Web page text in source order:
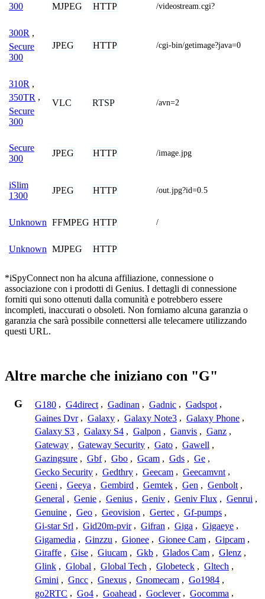
300 MJPEG HTTP /videostream.cgi?
300R ,
Secure
300
JPEG HTTP /cgi-bin/getimage?java=0
310R ,
350TR ,
Secure
300
VLC RTSP /avn=2
Secure
300
JPEG HTTP /image.jpg
iSlim
1300
JPEG HTTP /out.jpg?id=0.5
Unknown FFMPEG HTTP /
Unknown MJPEG HTTP
*iSpyConnect non ha alcuna affiliazione, connessione o
associazione con i prodotti di Genius. I dettagli di connessione
forniti qui sono ottenuti dalla comunità e potrebbero essere
incompleti, inaccurati o obsoleti. Non forniamo alcuna garanzia o
garanzia che sarà possibile connettersi alle telecamere utilizzando
questi URL.
Altre marche che iniziano con "G"
G G180 , G4direct , Gadinan , Gadnic , Gadspot ,
Gaines Dvr , Galaxy , Galaxy Note3 , Galaxy Phone ,
Galaxy S3 , Galaxy S4 , Galpon , Ganvis , Ganz ,
Gateway , Gateway Security , Gato , Gawell ,
Gazingsure , Gbf , Gbo , Gcam , Gds , Ge ,
Gecko Security , Gedthry , Geecam , Geecamvnt ,
Geeni , Geeya , Gembird , Gemtek , Gen , Genbolt ,
General , Genie , Genius , Geniv , Geniv Flux , Genrui ,
Genuine , Geo , Geovision , Gertec , Gf-pumps ,
Gi-star Srl , Gid20m-pvir , Gifran , Giga , Gigaeye ,
Gigamedia , Ginzzu , Gionee , Gionee Cam , Gipcam ,
Giraffe , Gise , Giucam , Gkb , Glados Cam , Glenz ,
Glink , Global , Global Tech , Globeteck , Gltech ,
Gmini , Gncc , Gnexus , Gnomecam , Go1984 ,
go2RTC , Go4 , Goahead , Goclever , Gocomma ,